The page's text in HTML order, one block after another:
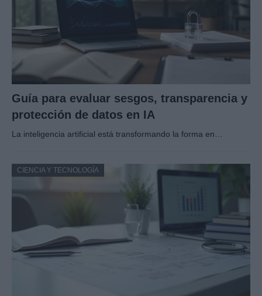
Guía para evaluar sesgos, transparencia y
protección de datos en IA
La inteligencia artificial está transformando la forma en…
CIENCIA Y TECNOLOGÍA